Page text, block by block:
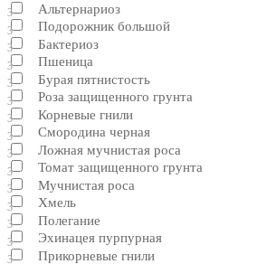
3
Подорожник большой
3
Пшеница
3
Роза защищенного грунта
3
Смородина черная
3
Томат защищенного грунта
3
Хмель
3
Эхинацея пурпурная
3
Альтернариоз
3
Бактериоз
3
Бурая пятнистость
3
Корневые гнили
3
Ложная мучнистая роса
3
Мучнистая роса
3
Полегание
3
Прикорневые гнили